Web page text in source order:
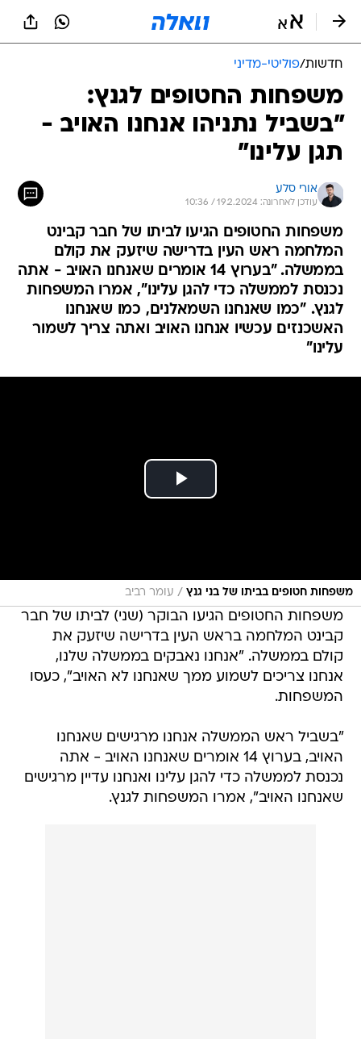
חדשות/פוליטי-מדיני
משפחות החטופים לגנץ:
"בשביל נתניהו אנחנו האויב -
תגן עלינו"
אורי סלע
עודכן לאחרונה: 19.2.2024 / 10:36
משפחות החטופים הגיעו לביתו של חבר קבינט
המלחמה ראש העין בדרישה שיזעק את קולם
בממשלה. "בערוץ 14 אומרים שאנחנו האויב - אתה
נכנסת לממשלה כדי להגן עלינו", אמרו המשפחות
לגנץ. "כמו שאנחנו השמאלנים, כמו שאנחנו
האשכנזים עכשיו אנחנו האויב ואתה צריך לשמור
עלינו"
משפחות חטופים בביתו של בני גנץ / עומר רביב
משפחות החטופים הגיעו הבוקר (שני) לביתו של חבר
קבינט המלחמה בראש העין בדרישה שיזעק את
קולם בממשלה. "אנחנו נאבקים בממשלה שלנו,
אנחנו צריכים לשמוע ממך שאנחנו לא האויב", כעסו
המשפחות.
"בשביל ראש הממשלה אנחנו מרגישים שאנחנו
האויב, בערוץ 14 אומרים שאנחנו האויב - אתה
נכנסת לממשלה כדי להגן עלינו ואנחנו עדיין מרגישים
שאנחנו האויב", אמרו המשפחות לגנץ.